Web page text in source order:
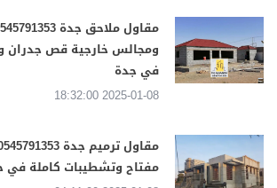
ومجالس خارجية قص جدران
في جدة
2025-01-08 18:32:00
مفتاح وتشطيبات كاملة في